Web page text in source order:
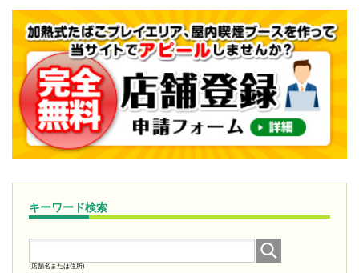
キーワード検索
(店舗名または住所)